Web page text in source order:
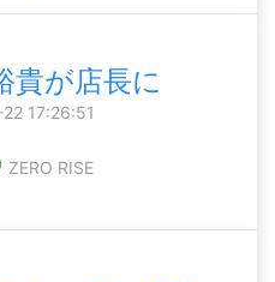
貴が店長に
17:26:51
ZERO RISE